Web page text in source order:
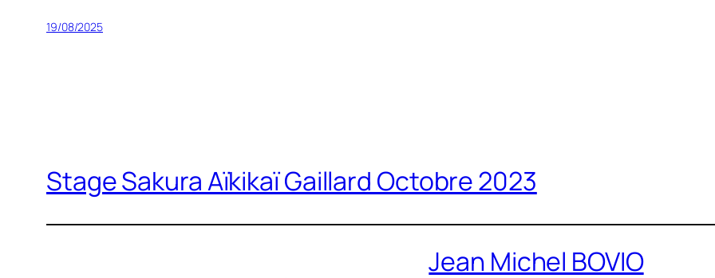
19/08/2025
Stage Sakura Aïkikaï Gaillard Octobre 2023
Jean Michel BOVIO